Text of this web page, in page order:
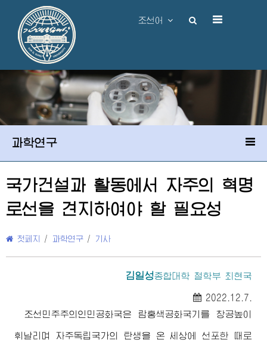
조선어
과학연구
국가건설과 활동에서 자주의 혁명
로선을 견지하여야 할 필요성
첫페지 / 과학연구 / 기사
김일성종합대학 철학부 최현국
2022.12.7.
조선민주주의인민공화국은 람홍색공화국기를 창공높이
휘날리며 자주독립국가의 탄생을 온 세상에 선포한 때로